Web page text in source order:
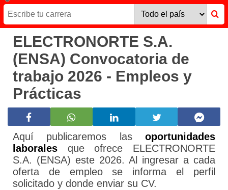
ELECTRONORTE S.A.
(ENSA) Convocatoria de
trabajo 2026 - Empleos y
Prácticas
Aquí publicaremos las oportunidades
laborales que ofrece ELECTRONORTE
S.A. (ENSA) este 2026. Al ingresar a cada
oferta de empleo se informa el perfil
solicitado y donde enviar su CV.